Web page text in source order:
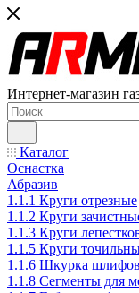
Интернет-магазин
Каталог
Оснастка
Абразив
1.1.1 Круги отрезные
1.1.2 Круги
1.1.3 Круги
1.1.5 Круги
1.1.6 Шкурка
1.1.8 Сегменты для